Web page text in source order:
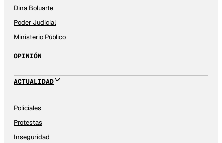
Dina Boluarte
Poder Judicial
Ministerio Público
OPINIÓN
ACTUALIDAD
Policiales
Protestas
Inseguridad